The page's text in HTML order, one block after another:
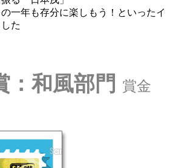
一年も存分に楽しもう！といったイ
た
和風部門
賞金